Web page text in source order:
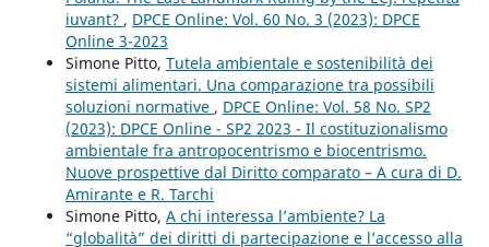
iuvant? , DPCE Online: Vol. 60 No. 3 (2023): DPCE
Online 3-2023
Simone Pitto, Tutela ambientale e sostenibilità dei
sistemi alimentari. Una comparazione tra possibili
soluzioni normative , DPCE Online: Vol. 58 No. SP2
(2023): DPCE Online - SP2 2023 - Il costituzionalismo
ambientale fra antropocentrismo e biocentrismo.
Nuove prospettive dal Diritto comparato – A cura di D.
Amirante e R. Tarchi
Simone Pitto, A chi interessa l’ambiente? La
“globalità” dei diritti di partecipazione e l’accesso alla